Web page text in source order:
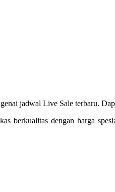
jadwal Live Sale terbaru.
berkualitas dengan harga